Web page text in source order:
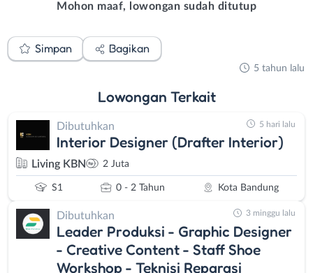
Mohon maaf, lowongan sudah ditutup
Simpan Bagikan
5 tahun lalu
Lowongan Terkait
Dibutuhkan
Interior Designer (Drafter Interior)
Living KBN 2 Juta
S1 0 - 2 Tahun Kota Bandung
5 hari lalu
Dibutuhkan
Leader Produksi - Graphic Designer
- Creative Content - Staff Shoe
Workshop - Teknisi Reparasi
3 minggu lalu